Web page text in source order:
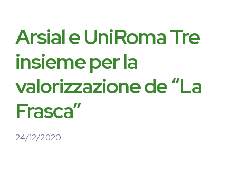
Arsial e UniRoma Tre
insieme per la
valorizzazione de “La
Frasca”
24/12/2020